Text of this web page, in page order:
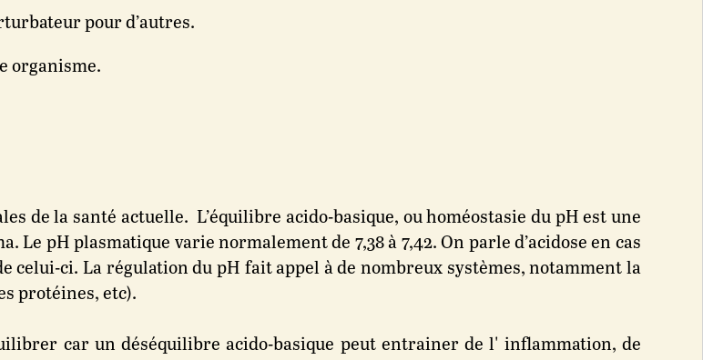
pour d’autres.
organisme.
de la santé actuelle. L’équilibre acido-basique, ou homéostasie du pH est une
pH plasmatique varie normalement de 7,38 à 7,42. On parle d’acidose en cas
celui-ci. La régulation du pH fait appel à de nombreux systèmes, notamment la
protéines, etc).
car un déséquilibre acido-basique peut entrainer de l' inflammation, de